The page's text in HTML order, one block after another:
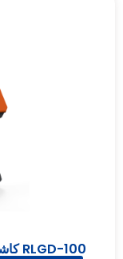
RLGD-100 كاشف الميثان بالليزر عن بُعد RLGD-100